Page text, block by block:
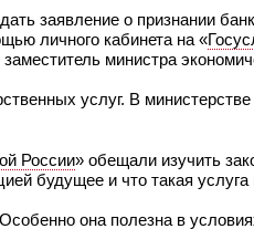
заявление о признании
личного кабинета на «
министра
услуг. В
России» обещали изучить
будущее и что такая
она полезна в